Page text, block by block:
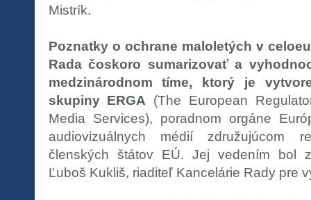
Mistrík.
Poznatky o ochrane maloletých v
Rada čoskoro sumarizovať a
medzinárodnom tíme, ktorý je
skupiny ERGA (The European
Media Services), poradnom orgáne
audiovizuálnych médií združujúcom
členských štátov EÚ. Jej vedením bol
Ľuboš Kukliš, riaditeľ Kancelárie Rady pre